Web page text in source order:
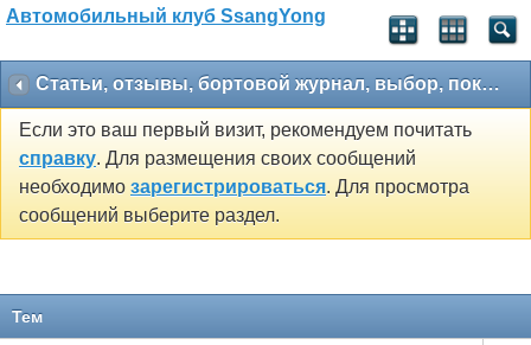
Автомобильный клуб SsangYong
Статьи, отзывы, бортовой журнал, выбор, покупка
Если это ваш первый визит, рекомендуем почитать
справку. Для размещения своих сообщений
необходимо зарегистрироваться. Для просмотра
сообщений выберите раздел.
Тем